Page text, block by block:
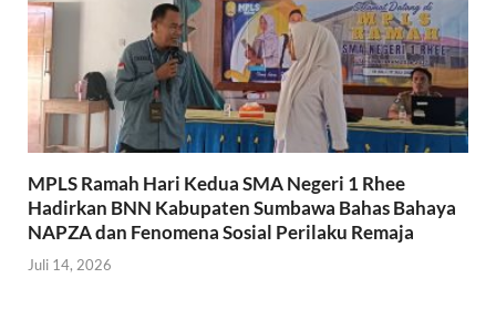
MPLS Ramah Hari Kedua SMA Negeri 1 Rhee
Hadirkan BNN Kabupaten Sumbawa Bahas Bahaya
NAPZA dan Fenomena Sosial Perilaku Remaja
Juli 14, 2026